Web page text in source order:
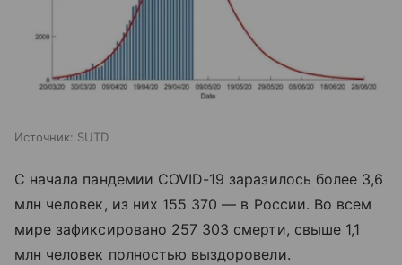
Источник: SUTD
С начала пандемии COVID-19 заразилось более 3,6
млн человек, из них 155 370 — в России. Во всем
мире зафиксировано 257 303 смерти, свыше 1,1
млн человек полностью выздоровели.